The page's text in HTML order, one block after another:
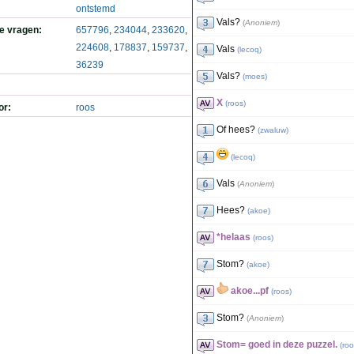
ontstemd
vragen:
657796, 234044, 233620,
224608, 178837, 159737,
36239
roos
Vals? (Anoniem)
Vals (lecoq)
Vals? (moes)
X (roos)
Of hees? (zwaluw)
(lecoq)
Vals (Anoniem)
Hees? (akoe)
*helaas (roos)
Stom? (akoe)
akoe...pf (roos)
Stom? (Anoniem)
Stom= goed in deze puzzel. (